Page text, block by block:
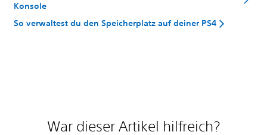
Konsole
So verwaltest du den Speicherplatz auf deiner PS4
War dieser Artikel hilfreich?